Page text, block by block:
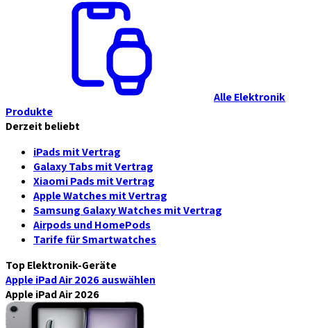
Alle Elektronik
Produkte
Derzeit beliebt
iPads mit Vertrag
Galaxy Tabs mit Vertrag
Xiaomi Pads mit Vertrag
Apple Watches mit Vertrag
Samsung Galaxy Watches mit Vertrag
Airpods und HomePods
Tarife für Smartwatches
Top Elektronik-Geräte
Apple iPad Air 2026auswählen
Apple iPad Air 2026